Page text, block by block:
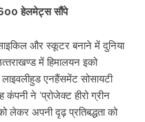
हेलमेट्स सौंपे
और स्‍कूटर बनाने में दुनिया
में हिमालयन इको
लाइवलीहुड एनहैंसमेंट सोसायटी
ने ‘प्रोजेक्‍ट हीरो ग्रीन
लेकर अपनी दृढ़ प्रतिबद्धता को